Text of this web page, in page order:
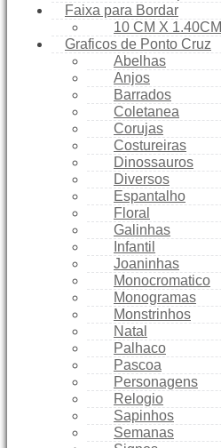
Faixa para Bordar
10 CM X 1.40CM
Graficos de Ponto Cruz
Abelhas
Anjos
Barrados
Coletanea
Corujas
Costureiras
Dinossauros
Diversos
Espantalho
Floral
Galinhas
Infantil
Joaninhas
Monocromatico
Monogramas
Monstrinhos
Natal
Palhaco
Pascoa
Personagens
Relogio
Sapinhos
Semanas